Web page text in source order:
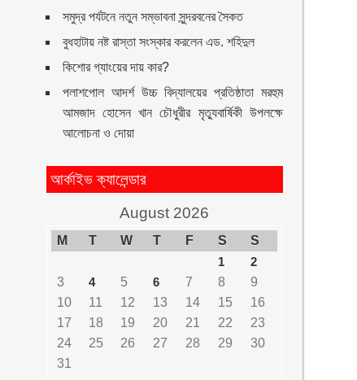
সমুদ্র পর্যটনে নতুন সম্ভাবনা সুন্দরবনের সৈকত
বুধহাটায় নষ্ট রাস্তা সংস্কার করলেন এড. শহিদুল
কিশোর গ্যাংয়ের দায় কার?
পলাশপোল আদর্শ উচ্চ বিদ্যালয়ের প্রতিষ্ঠাতা মরহুম
আমজাদ হোসেন খান চৌধুরীর মৃত্যুবার্ষিকী উপলক্ষে
আলোচনা ও দোয়া
আর্কাইভ ক্যালেন্ডার
August 2026
M T W T F S
S
1
2
3
4 5 6 7 8
9
10
11 12 13 14 15
16
17
18 19 20 21 22
23
24
25 26 27 28 29
30
31